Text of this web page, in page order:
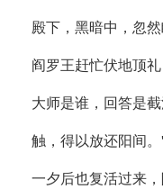
殿下，黑暗中，忽
阎罗王赶忙伏地顶
大师是谁，回答是
触，得以放还阳间
一夕后也复活过来